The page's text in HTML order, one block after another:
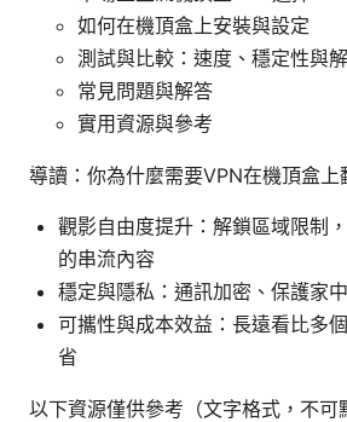
如何在機頂盒上安裝與設定
測試與比較：速度、穩定性與
常見問題與解答
實用資源與參考
導讀：你為什麼需要VPN在機頂盒上
觀影自由度提升：解鎖區域限制
的串流內容
穩定與隱私：通訊加密、保護家
可攜性與成本效益：長遠看比多
省
以下資源僅供參考（文字格式，不可